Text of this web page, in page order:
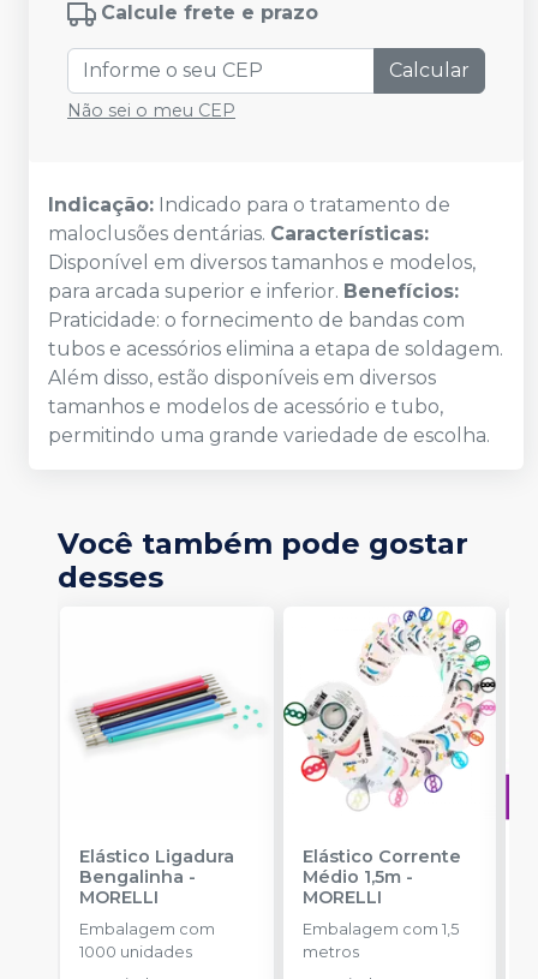
Calcule frete e prazo
Calcular
Não sei o meu CEP
Indicação: Indicado para o tratamento de
maloclusões dentárias. Características:
Disponível em diversos tamanhos e modelos,
para arcada superior e inferior. Benefícios:
Praticidade: o fornecimento de bandas com
tubos e acessórios elimina a etapa de soldagem.
Além disso, estão disponíveis em diversos
tamanhos e modelos de acessório e tubo,
permitindo uma grande variedade de escolha.
Você também pode gostar
desses
Elástico Ligadura
Bengalinha -
MORELLI
Embalagem com
1000 unidades
Elástico Corrente
Médio 1,5m-
MORELLI
Embalagem com 1,5
metros